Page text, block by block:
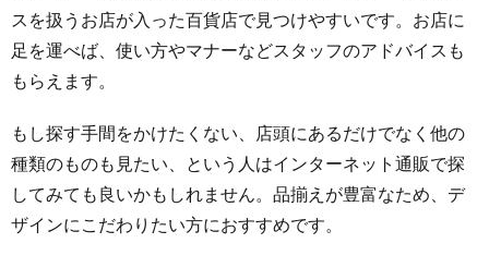
スを扱うお店が入った百貨店で見つけやすいです。お店に
足を運べば、使い方やマナーなどスタッフのアドバイスも
もらえます。
もし探す手間をかけたくない、店頭にあるだけでなく他の
種類のものも見たい、という人はインターネット通販で探
してみても良いかもしれません。品揃えが豊富なため、デ
ザインにこだわりたい方におすすめです。